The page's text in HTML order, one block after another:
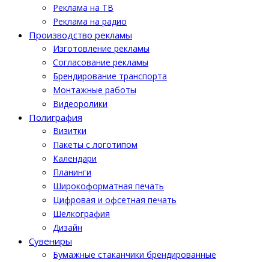
Реклама на ТВ
Реклама на радио
Производство рекламы
Изготовление рекламы
Cогласование рекламы
Брендирование транспорта
Монтажные работы
Видеоролики
Полиграфия
Визитки
Пакеты с логотипом
Календари
Планинги
Широкоформатная печать
Цифровая и офсетная печать
Шелкография
Дизайн
Cувениры
Бумажные стаканчики брендированные